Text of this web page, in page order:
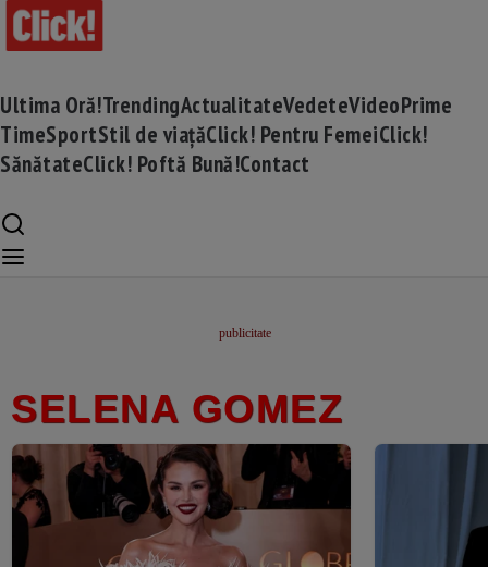
Ultima Oră!TrendingActualitateVedeteVideoPrime
TimeSportStil de viațăClick! Pentru FemeiClick!
SănătateClick! Poftă Bună!Contact
SELENA GOMEZ